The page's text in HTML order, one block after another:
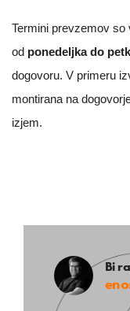
Termini prevzemov so
od ponedeljka do
dogovoru. V primeru
montirana na
izjem.
Bi